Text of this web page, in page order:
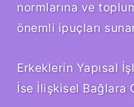
normlarına ve
önemli ipuçları
Erkeklerin Yapısal
İse İlişkisel Bağlara